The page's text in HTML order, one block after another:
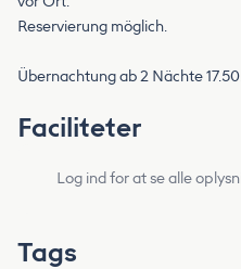
Reservierung möglich.
Übernachtung ab 2 Nächte
Faciliteter
Log ind for at se alle
Tags